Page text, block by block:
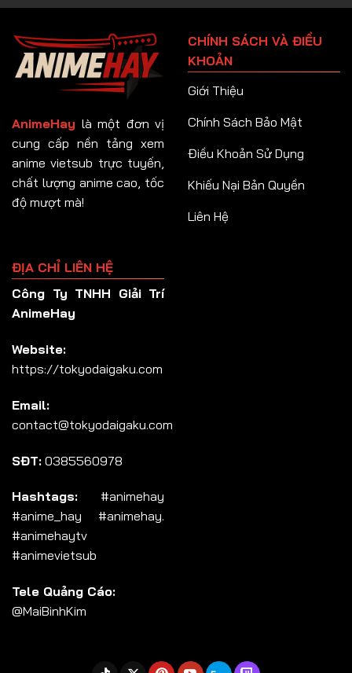
AnimeHay là một đơn vị
cung cấp nền tảng xem
anime vietsub trực tuyến,
chất lượng anime cao, tốc
độ mượt mà!
CHÍNH SÁCH VÀ ĐIỀU
KHOẢN
Giới Thiệu
Chính Sách Bảo Mật
Điều Khoản Sử Dụng
Khiếu Nại Bản Quyền
Liên Hệ
ĐỊA CHỈ LIÊN HỆ
Công Ty TNHH Giải Trí
AnimeHay
Website:
https://tokyodaigaku.com
Email:
contact@tokyodaigaku.com
SĐT: 0385560978
Hashtags: #animehay
#anime_hay #animehay.
#animehaytv
#animevietsub
Tele Quảng Cáo:
@MaiBinhKim